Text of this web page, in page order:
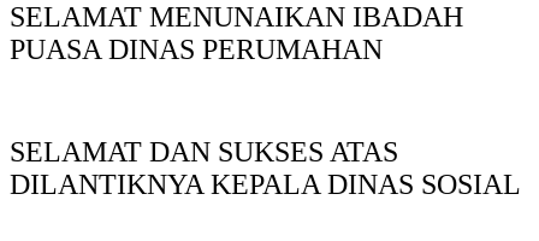
SELAMAT MENUNAIKAN IBADAH
PUASA DINAS PERUMAHAN
SELAMAT DAN SUKSES ATAS
DILANTIKNYA KEPALA DINAS SOSIAL